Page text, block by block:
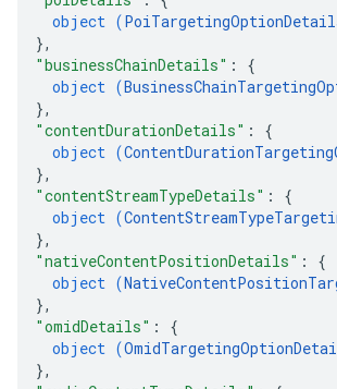
object (
},
"businessChainDetails" : {
object (
},
"contentDurationDetails" : {
object (
},
"contentStreamTypeDetails" : {
object (
},
"nativeContentPositionDetails" : {
object (
},
"omidDetails" : {
object (
},